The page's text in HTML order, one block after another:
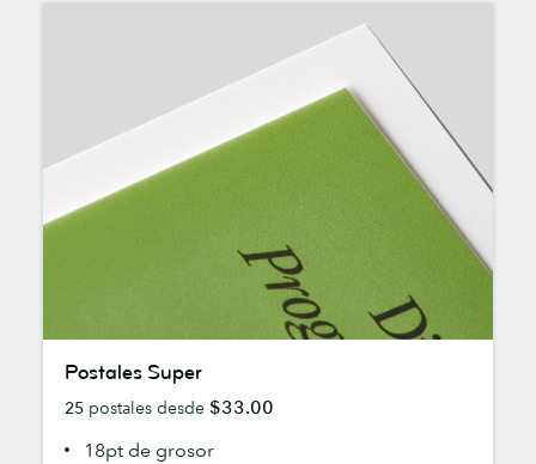
Super
Postales Super
25 postales desde $33.00
18pt de grosor